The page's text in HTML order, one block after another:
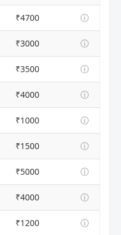
₹4700 ⓘ
₹3000 ⓘ
₹3500 ⓘ
₹4000 ⓘ
₹1000 ⓘ
₹1500 ⓘ
₹5000 ⓘ
₹4000 ⓘ
₹1200 ⓘ